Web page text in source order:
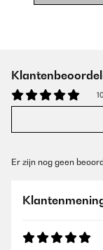
Er zijn nog geen